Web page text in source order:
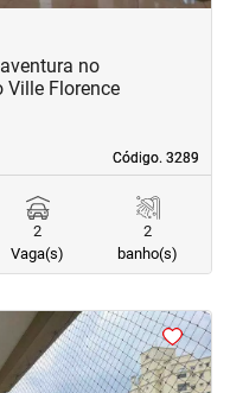
Código. 3289
Código. 3289
no
Florence
2
Vaga(s)
2
banho(s)